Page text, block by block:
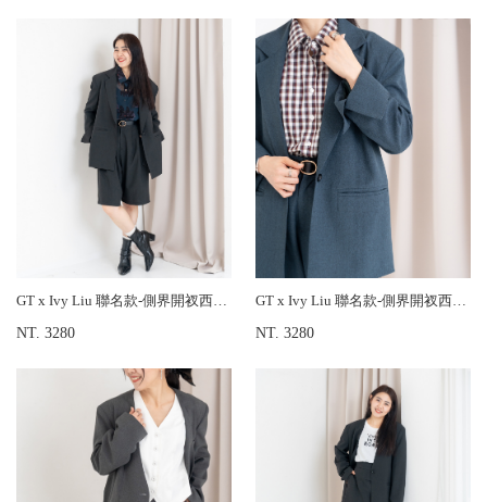
GT x Ivy Liu 聯名款-側界開衩西裝外套
NT. 3280
GT x Ivy Liu 聯名款-側界開衩西裝外套
NT. 3280